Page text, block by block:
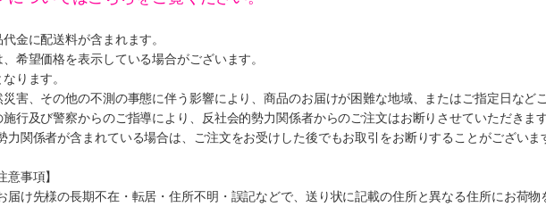
金に配送料が含まれます。
希望価格を表示している場合がございます。
ります。
害、その他の不測の事態に伴う影響により、商品のお届けが困難な地域、またはご指定日など
行及び警察からのご指導により、反社会的勢力関係者からのご注文はお断りさせていただきま
力関係者が含まれている場合は、ご注文をお受けした後でもお取引をお断りすることがございま
意事項】
届け先様の長期不在・転居・住所不明・誤記などで、送り状に記載の住所と異なる住所にお荷